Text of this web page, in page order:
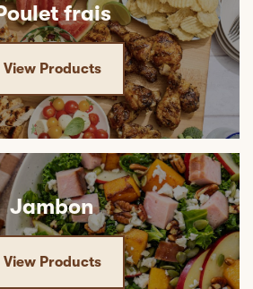
frais
View Products
Jambon
View Products